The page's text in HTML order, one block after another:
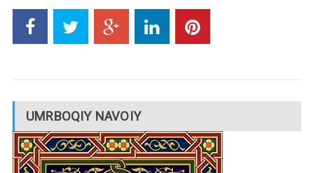
UMRBOQIY NAVOIY